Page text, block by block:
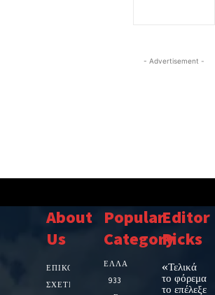
- Advertisement -
About
Us
ΕΠΙΚΟΙΝΩΝΙΑ
ΣΧΕΤΙΚΆ
Popular
Category
ΕΛΛΑΔΑ
933
Editor
Picks
«Τελικά
το φόρεμα
το επέλεξε